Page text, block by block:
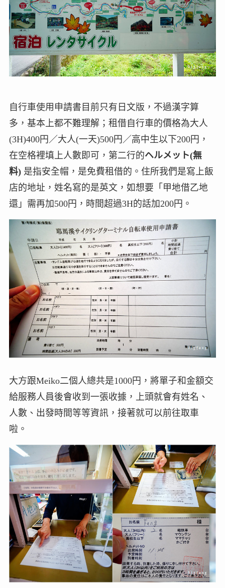
自行車使用申請書目前只有日文版，不過漢字算
多，基本上都不難理解；租借自行車的價格為大人
(3H)400円／大人(一天)500円／高中生以下200円，
在空格裡填上人數即可，第二行的ヘルメット(無
料)是指安全帽，是免費租借的。住所我們是寫上飯
店的地址，姓名寫的是英文，如想要「甲地借乙地
還」需再加500円，時間超過3H的話加200円。
大方跟Meiko二個人總共是1000円，將單子和金額交
給服務人員後會收到一張收據，上頭就會有姓名、
人數、出發時間等等資訊，接著就可以前往取車
啦。